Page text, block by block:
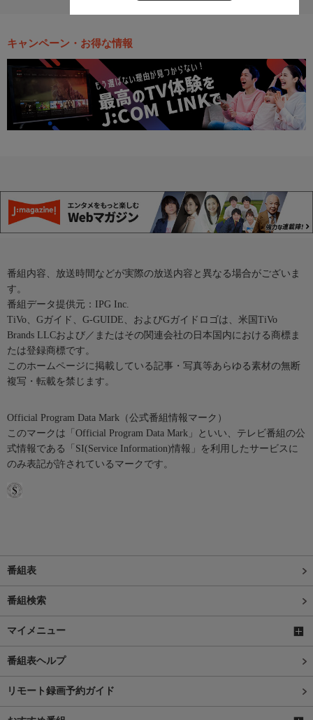
キャンペーン・お得な情報
番組内容、放送時間などが実際の放送内容と異なる場合がございま
す。
番組データ提供元：IPG Inc.
TiVo、Gガイド、G-GUIDE、およびGガイドロゴは、米国TiVo
Brands LLCおよび／またはその関連会社の日本国内における商標ま
たは登録商標です。
このホームページに掲載している記事・写真等あらゆる素材の無断
複写・転載を禁じます。
Official Program Data Mark（公式番組情報マーク）
このマークは「Official Program Data Mark」といい、テレビ番組の公
式情報である「SI(Service Information)情報」を利用したサービスに
のみ表記が許されているマークです。
番組表
番組検索
マイメニュー
番組表ヘルプ
リモート録画予約ガイド